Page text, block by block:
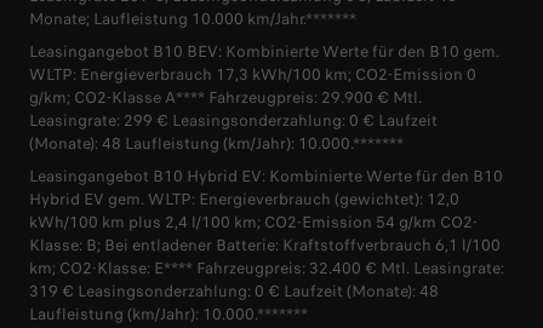
Monate; Laufleistung 10.000 km/Jahr.*******
Leasingangebot B10 BEV: Kombinierte Werte für den B10 gem.
WLTP: Energieverbrauch 17,3 kWh/100 km; CO2-Emission 0
g/km; CO2-Klasse A**** Fahrzeugpreis: 29.900 € Mtl.
Leasingrate: 299 € Leasingsonderzahlung: 0 € Laufzeit
(Monate): 48 Laufleistung (km/Jahr): 10.000.*******
Leasingangebot B10 Hybrid EV: Kombinierte Werte für den B10
Hybrid EV gem. WLTP: Energieverbrauch (gewichtet): 12,0
kWh/100 km plus 2,4 l/100 km; CO2-Emission 54 g/km CO2-
Klasse: B; Bei entladener Batterie: Kraftstoffverbrauch 6,1 l/100
km; CO2-Klasse: E**** Fahrzeugpreis: 32.400 € Mtl. Leasingrate:
319 € Leasingsonderzahlung: 0 € Laufzeit (Monate): 48
Laufleistung (km/Jahr): 10.000.*******